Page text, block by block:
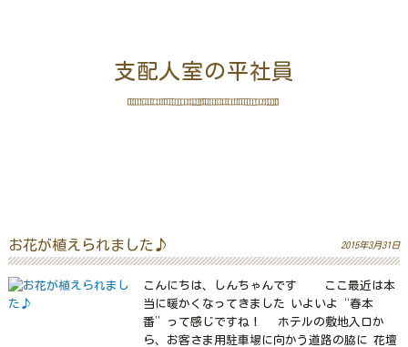
支配人室の平社員
お花が植えられました♪ 2015年3月31日
こんにちは、しんちゃんです ここ最近は本
当に暖かくなってきました いよいよ“春本
番”って感じですね！ ホテルの敷地入口か
ら、お客さま用駐車場に向かう道路の脇に 花壇